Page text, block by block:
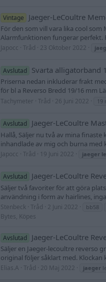
Vintage Jaeger-LeCoultre
För den som vill vara lika cool som
Alarmfunktionen fungerar perfekt.
Japocc Tråd 23 Oktober 2022
Avslutad Svarta alligatorband
Priserna nedan inkluderar frakt
för bl a Reverso Bredd 19/16 mm
Tachymeter Tråd 26 Juni 2022 19
Avslutad Jaeger-LeCoultre
Hallå, Säljer nu två av mina
inhandlade av mig och burna med
Japocc Tråd 19 Juni 2022 jaeger
Avslutad Jaeger-LeCoultre
Säljer två favoriter för att göra
användning i form av hairlines,
Stenbeck Tråd 2 Juni 2022 bb58
Bytes, Köpes
Avslutad Jaeger-LeCoultre
Säljer en Jaeger-lecoultre reverso
original följer såklart med. Klockan
Elias.A Tråd 20 Maj 2022 jaeger